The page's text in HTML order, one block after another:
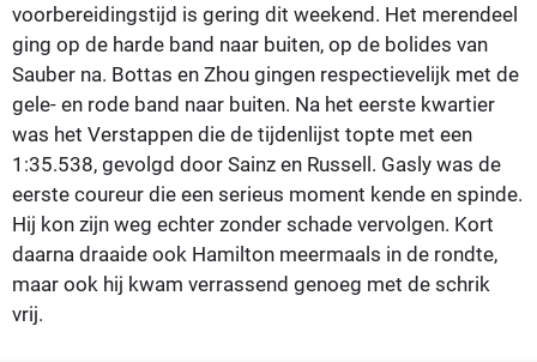
voorbereidingstijd is gering dit weekend. Het merendeel
ging op de harde band naar buiten, op de bolides van
Sauber na. Bottas en Zhou gingen respectievelijk met de
gele- en rode band naar buiten. Na het eerste kwartier
was het Verstappen die de tijdenlijst topte met een
1:35.538, gevolgd door Sainz en Russell. Gasly was de
eerste coureur die een serieus moment kende en spinde.
Hij kon zijn weg echter zonder schade vervolgen. Kort
daarna draaide ook Hamilton meermaals in de rondte,
maar ook hij kwam verrassend genoeg met de schrik
vrij.